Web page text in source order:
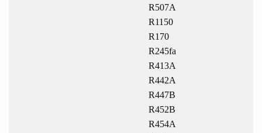
R507A
R1150
R170
R245fa
R413A
R442A
R447B
R452B
R454A